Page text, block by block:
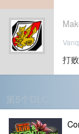
打
第5个DLC